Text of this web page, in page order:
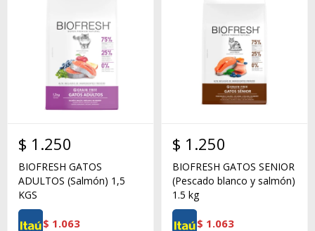
$ 1.250
BIOFRESH GATOS
ADULTOS (Salmón) 1,5
KGS
$ 1.063
$ 1.250
BIOFRESH GATOS SENIOR
(Pescado blanco y salmón)
1.5 kg
$ 1.063